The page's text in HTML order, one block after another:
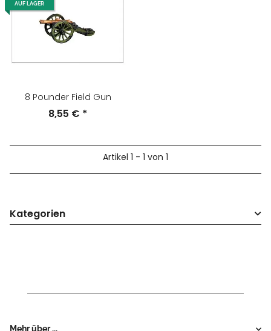
AUF LAGER
8 Pounder Field Gun
8,55 € *
Artikel 1 - 1 von 1
Kategorien
Mehr über ...